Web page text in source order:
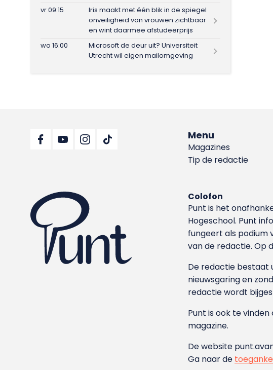
vr 09:15
Iris maakt met één blik in de spiegel
onveiligheid van vrouwen zichtbaar
en wint daarmee afstudeerprijs
wo 16:00
Microsoft de deur uit? Universiteit
Utrecht wil eigen mailomgeving
Menu
Magazines
Tip de redactie
Colofon
Punt is het
Hoge­school. Punt
fungeert als podium
van de redactie. Op
De redactie bestaat
nieuwsgaring en
redactie wordt
Punt is ook te vinden
magazine.
De website
Ga naar de